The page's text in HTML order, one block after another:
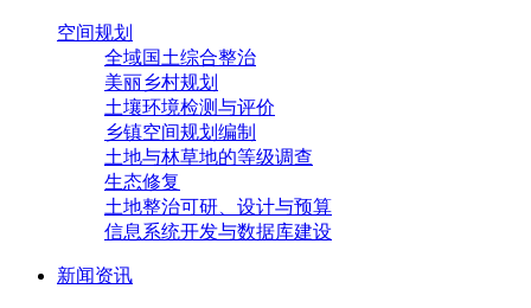
空间规划
全域国土综合整治
美丽乡村规划
土壤环境检测与评价
乡镇空间规划编制
土地与林草地的等级调查
生态修复
土地整治可研、设计与预算
信息系统开发与数据库建设
新闻资讯